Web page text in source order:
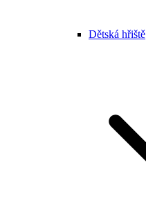
Dětská hřiště